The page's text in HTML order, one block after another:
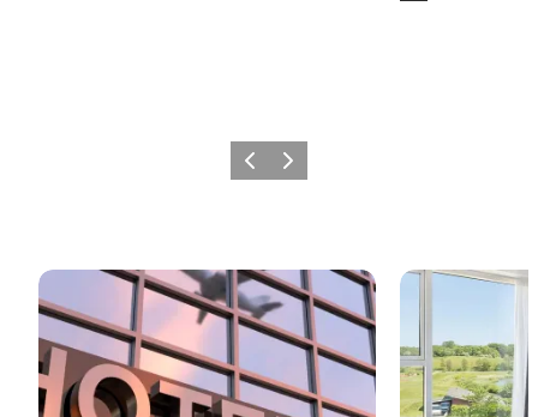
Vorherige Folie
Nächste Folie
Übernachten in Billund und UmgebungÜbernachten